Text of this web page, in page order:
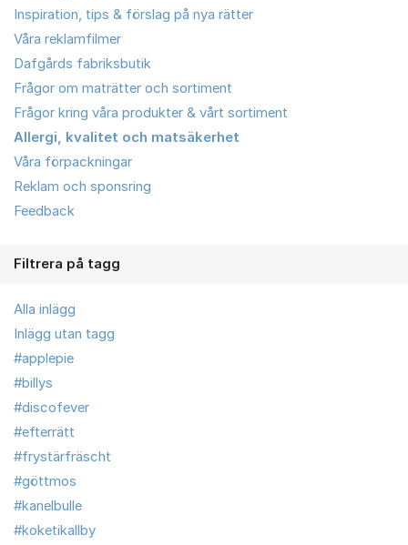
Inspiration, tips & förslag på nya rätter
Våra reklamfilmer
Dafgårds fabriksbutik
Frågor om maträtter och sortiment
Frågor kring våra produkter & vårt sortiment
Allergi, kvalitet och matsäkerhet
Våra förpackningar
Reklam och sponsring
Feedback
Filtrera på tagg
Alla inlägg
Inlägg utan tagg
#applepie
#billys
#discofever
#efterrätt
#frystärfräscht
#göttmos
#kanelbulle
#koketikallby